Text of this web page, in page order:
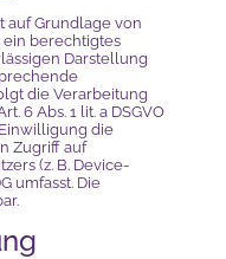
auf Grundlage von
ein berechtigtes
Darstellung
die Verarbeitung
6 Abs. 1 lit. a DSGVO
Einwilligung die
Zugriff auf
(z. B. Device-
umfasst. Die